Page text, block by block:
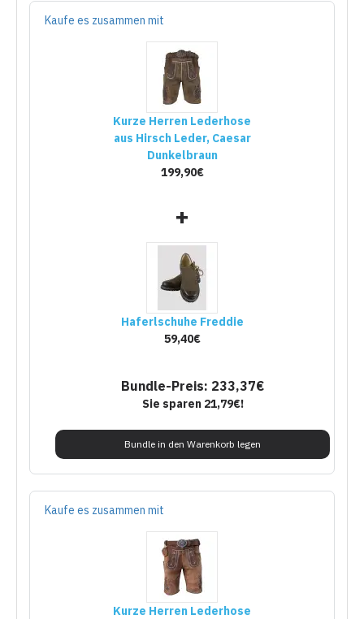
Kaufe es zusammen mit
Kurze Herren Lederhose
aus Hirsch Leder, Caesar
Dunkelbraun
199,90€
+
Haferlschuhe Freddie
59,40€
Bundle-Preis: 233,37€
Sie sparen 21,79€!
Bundle in den Warenkorb legen
Kaufe es zusammen mit
Kurze Herren Lederhose